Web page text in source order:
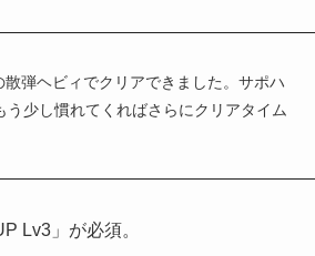
弾ヘビィでクリアできました。サポハ
少し慣れてくればさらにクリアタイム
Lv3」が必須。